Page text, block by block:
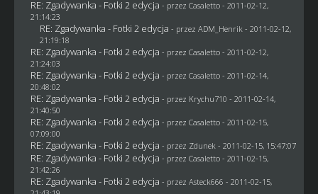
RE: Zgadywanka - Fotki 2 edycja - przez Casaletto- 2011-02-12,
21:14:23
RE: Zgadywanka - Fotki 2 edycja - przez ADM_Henrik - 2011-02-12,
21:19:18
RE: Zgadywanka - Fotki 2 edycja - przez Casaletto- 2011-02-12,
21:24:03
RE: Zgadywanka - Fotki 2 edycja - przez Casaletto- 2011-02-14,
20:48:02
RE: Zgadywanka - Fotki 2 edycja - przez Krychu710 - 2011-02-14,
21:40:50
RE: Zgadywanka - Fotki 2 edycja - przez Casaletto- 2011-02-15,
07:09:00
RE: Zgadywanka - Fotki 2 edycja - przez Zdunek - 2011-02-15, 15:47:07
RE: Zgadywanka - Fotki 2 edycja - przez Casaletto- 2011-02-15,
21:42:26
RE: Zgadywanka - Fotki 2 edycja - przez Asteck666 - 2011-02-15,